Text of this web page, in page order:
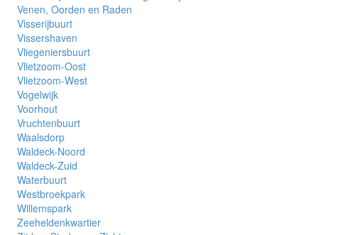
Venen, Oorden en Raden
Visserijbuurt
Vissershaven
Vliegeniersbuurt
Vlietzoom-Oost
Vlietzoom-West
Vogelwijk
Voorhout
Vruchtenbuurt
Waalsdorp
Waldeck-Noord
Waldeck-Zuid
Waterbuurt
Westbroekpark
Willemspark
Zeeheldenkwartier